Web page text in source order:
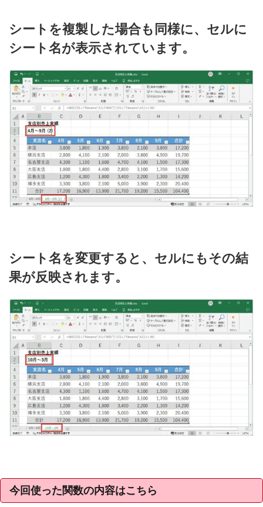
シートを複製した場合も同様に、セルに
シート名が表示されています。
シート名を変更すると、セルにもその結
果が反映されます。
今回使った関数の内容はこちら